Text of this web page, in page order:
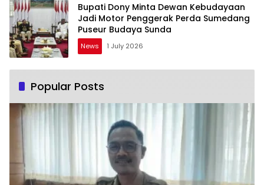
Bupati Dony Minta Dewan Kebudayaan
Jadi Motor Penggerak Perda Sumedang
Puseur Budaya Sunda
News 1 July 2026
Popular Posts